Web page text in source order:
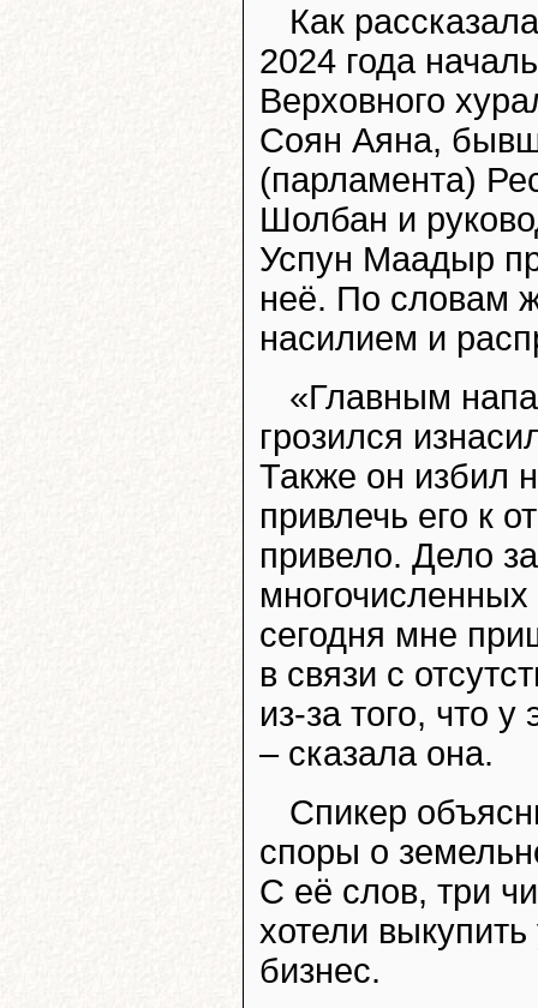
Как
2024 года
Верховного
Соян Аяна,
(парламента)
Шолбан и
Успун Маадыр
неё. По словам
насилием и
«Главным
грозился
Также он избил
привлечь его к
привело. Дело
сегодня мне
в связи с
из-за того, что
– сказала она.
Спикер
споры о
С её слов, три
хотели
бизнес.